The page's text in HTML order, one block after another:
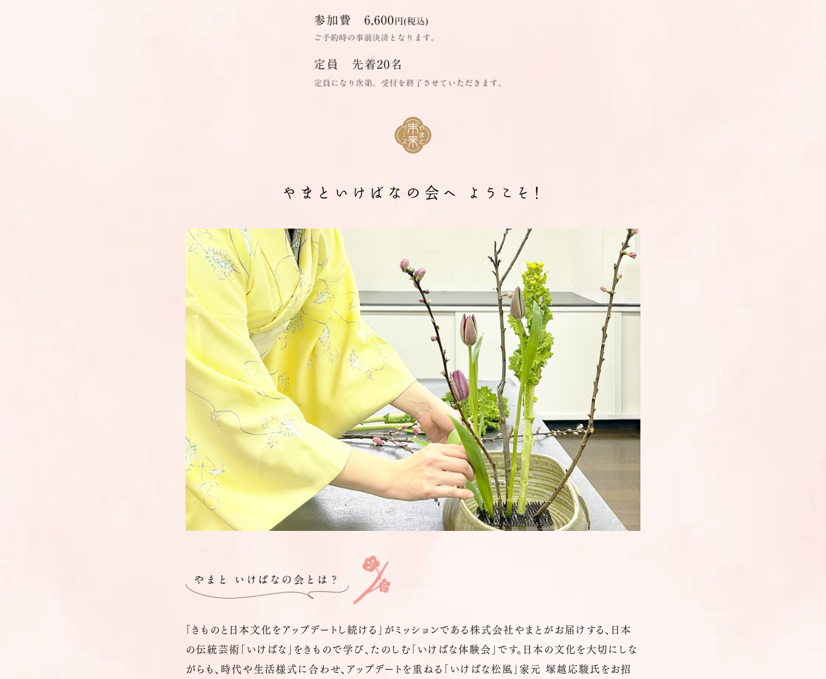
やまといけばなの会へ ようこそ！
「きものと日本文化をアップデートし続ける」がミッションである株式会社やまとがお届けする、日本
の伝統芸術「いけばな」をきもので学び、たのしむ「いけばな体験会」です。日本の文化を大切にしな
がらも、時代や生活様式に合わせ、アップデートを重ねる「いけばな松風」家元 塚越応駿氏をお招